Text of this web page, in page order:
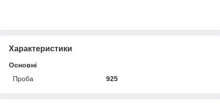
Характеристики
Основні
Проба
925